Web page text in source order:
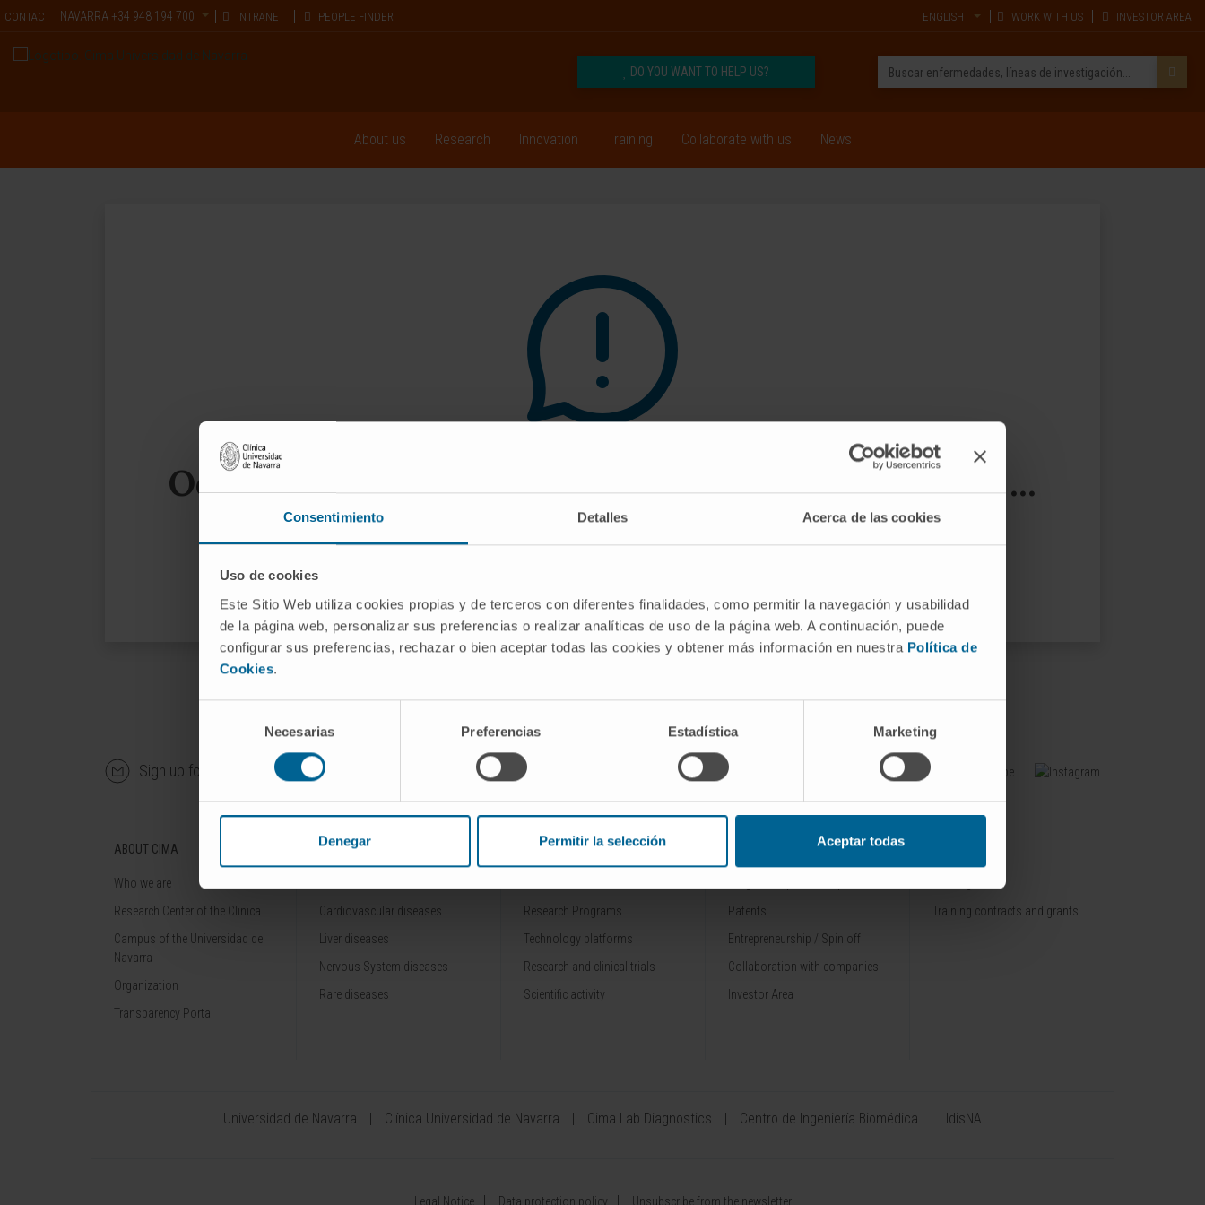
Consentimiento Detalles Acerca de las cookies
Uso de cookies
Este Sitio Web utiliza cookies propias y de terceros con diferentes finalidades, como permitir la navegación y usabilidad
de la página web, personalizar sus preferencias o realizar analíticas de uso de la página web. A continuación, puede
configurar sus preferencias, rechazar o bien aceptar todas las cookies y obtener más información en nuestra Política de
Cookies.
consentimiento
Necesarias Preferencias Estadística Marketing
Denegar Permitir la selección Aceptar todas
CONTACT NAVARRA +34 948 194 700 INTRANET PEOPLE FINDER ENGLISH WORK WITH US INVESTOR AREA
DO YOU WANT TO HELP US?
About us Research Innovation Training Collaborate with us News
Oops, the page you are looking for does not exist ...
Sign up for our newsletter Follow us
ABOUT CIMA
Who we are
Research Center of the Clinica
Campus of the Universidad de
Navarra
Organization
Transparency Portal
DISEASES
Cardiovascular diseases
Liver diseases
Nervous System diseases
Rare diseases
RESEARCH
Research Programs
Technology platforms
Research and clinical trials
Scientific activity
Patents
Entrepreneurship / Spin off
Collaboration with companies
Investor Area
Training contracts and grants
Universidad de Navarra Clínica Universidad de Navarra Cima Lab Diagnostics Centro de Ingeniería Biomédica IdisNA
Legal Notice Data protection policy Unsubscribe from the newsletter